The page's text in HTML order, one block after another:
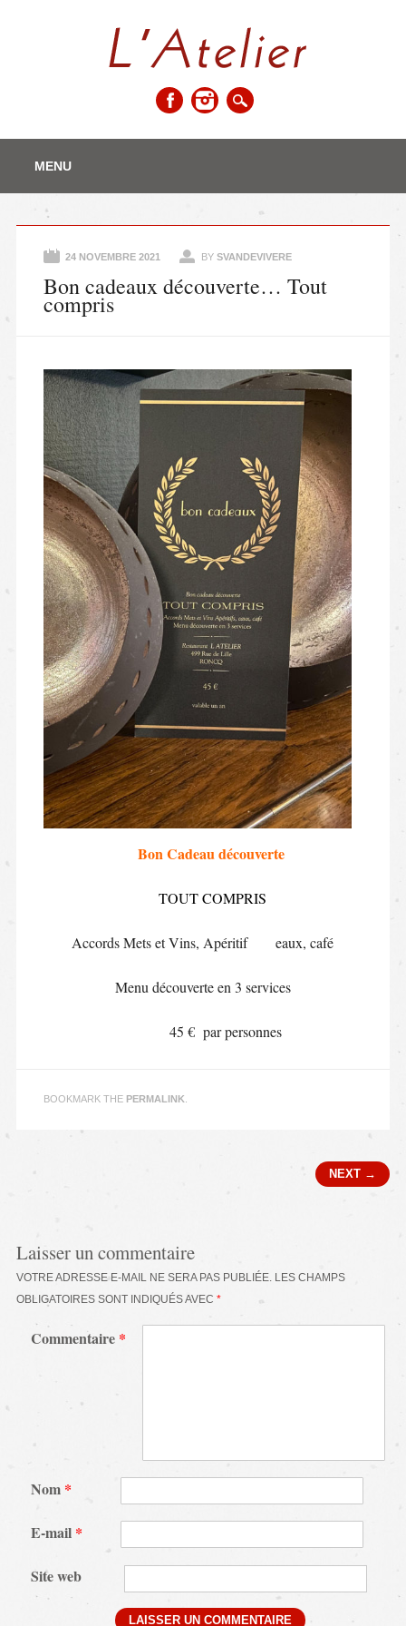
Main menu
content
MENU
24 NOVEMBRE 2021 BY SVANDEVIVERE
Bon cadeaux découverte… Tout
compris
Bon Cadeau découverte
TOUT COMPRIS
Accords Mets et Vins, Apéritif eaux, café
Menu découverte en 3 services
45 € par personnes
BOOKMARK THE PERMALINK
NEXT →
Laisser un commentaire
VOTRE ADRESSE E-MAIL NE SERA PAS PUBLIÉE. LES CHAMPS
OBLIGATOIRES SONT INDIQUÉS AVEC *
Commentaire *
Nom *
E-mail *
Site web